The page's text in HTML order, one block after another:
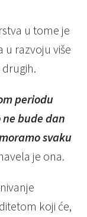
u tome je
u razvoju više
periodu
bude dan
svaku
je ona.
koji će,